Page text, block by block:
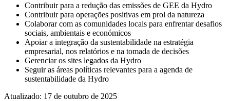
Contribuir para a redução das emissões de GEE da Hydro
Contribuir para operações positivas em prol da natureza
Colaborar com as comunidades locais para enfrentar desafios
sociais, ambientais e económicos
Apoiar a integração da sustentabilidade na estratégia
empresarial, nos relatórios e na tomada de decisões
Gerenciar os sites legados da Hydro
Seguir as áreas políticas relevantes para a agenda de
sustentabilidade da Hydro
Atualizado: 17 de outubro de 2025